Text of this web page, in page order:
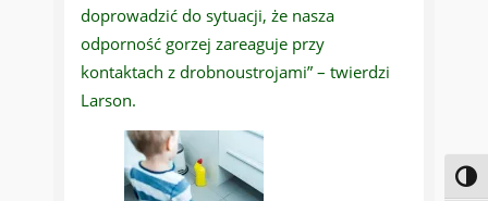
doprowadzić do sytuacji, że nasza
odporność gorzej zareaguje przy
kontaktach z drobnoustrojami” – twierdzi
Larson.